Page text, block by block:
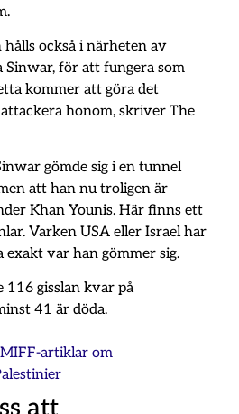
hålls också i närheten av
Sinwar, för att fungera som
kommer att göra det
honom, skriver The
gömde sig i en tunnel
att han nu troligen är
Khan Younis. Här finns ett
Varken USA eller Israel har
var han gömmer sig.
gisslan kvar på
41 är döda.
artiklar om
att